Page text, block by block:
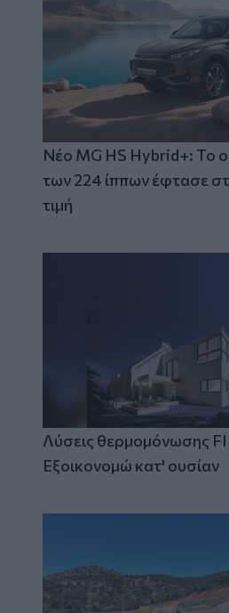
Νέο MG HS Hybrid+: Το
των 224 ίππων έφτασε
τιμή
Λύσεις θερμομόνωσης
Εξοικονομώ κατ' ουσίαν